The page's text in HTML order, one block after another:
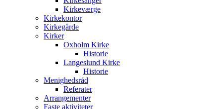
Kirkeværge
Kirkekontor
Kirkegårde
Kirker
Oxholm Kirke
Historie
Langeslund Kirke
Historie
Menighedsråd
Referater
Arrangementer
Faste aktiviteter